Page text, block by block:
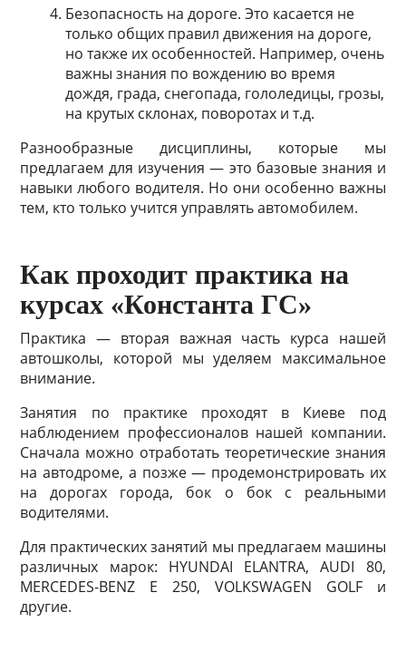
Безопасность на дороге. Это касается не
только общих правил движения на дороге,
но также их особенностей. Например, очень
важны знания по вождению во время
дождя, града, снегопада, гололедицы, грозы,
на крутых склонах, поворотах и ​​т.д.
Разнообразные дисциплины, которые мы
предлагаем для изучения — это базовые знания и
навыки любого водителя. Но они особенно важны
тем, кто только учится управлять автомобилем.
Как проходит практика на
курсах «Константа ГС»
Практика — вторая важная часть курса нашей
автошколы, которой мы уделяем максимальное
внимание.
Занятия по практике проходят в Киеве под
наблюдением профессионалов нашей компании.
Сначала можно отработать теоретические знания
на автодроме, а позже — продемонстрировать их
на дорогах города, бок о бок с реальными
водителями.
Для практических занятий мы предлагаем машины
различных марок: HYUNDAI ELANTRA, AUDI 80,
MERCEDES-BENZ E 250, VOLKSWAGEN GOLF и
другие.